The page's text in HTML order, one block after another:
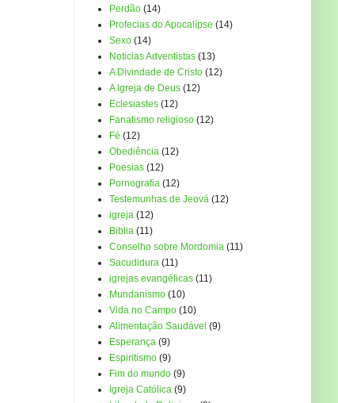
Perdão (14)
Profecias do Apocalípse (14)
Sexo (14)
Noticias Adventistas (13)
A Divindade de Cristo (12)
A Igreja de Deus (12)
Eclesiastes (12)
Fanatismo religioso (12)
Fé (12)
Obediência (12)
Poesias (12)
Pornografia (12)
Testemunhas de Jeová (12)
igreja (12)
Biblia (11)
Conselho sobre Mordomia (11)
Sacudidura (11)
igrejas evangélicas (11)
Mundanismo (10)
Vida no Campo (10)
Alimentação Saudável (9)
Esperança (9)
Espiritismo (9)
Fim do mundo (9)
Igreja Católica (9)